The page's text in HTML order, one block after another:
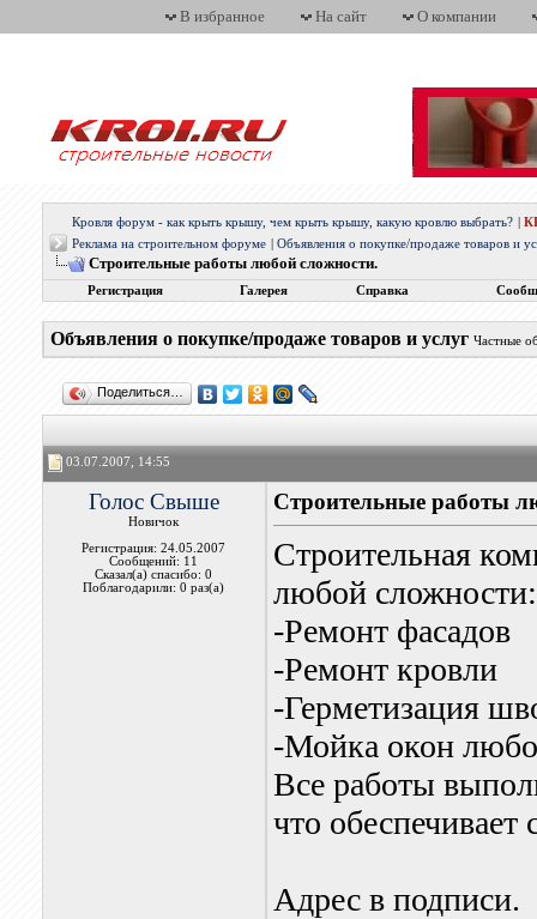
В избранное На сайт О компании
Кровля форум - как крыть крышу, чем крыть крышу, какую кровлю выбрать?
Реклама на строительном форуме
Объявления о покупке/продаже товаров и
Строительные работы любой сложности.
Регистрация Галерея Справка
Объявления о покупке/продаже товаров и услуг Частные
Поделиться…
03.07.2007, 14:55
Голос Свыше
Новичок
Регистрация: 24.05.2007
Сообщений: 11
Сказал(а) спасибо: 0
Поблагодарили: 0 раз(а)
Строительные работы
Строительная
любой сложности:
-Ремонт фасадов
-Ремонт кровли
-Герметизация
-Мойка окон
Все работы
что обеспечивает
Адрес в подписи.